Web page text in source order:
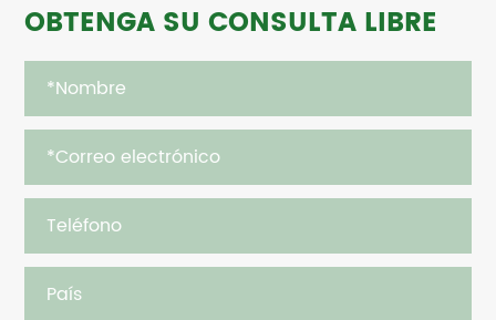
OBTENGA SU CONSULTA LIBRE